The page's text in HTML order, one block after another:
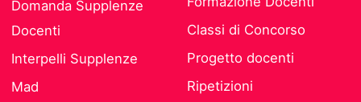
Domanda Supplenze
Docenti
Interpelli Supplenze
Mad
Classi di Concorso
Progetto docenti
Ripetizioni